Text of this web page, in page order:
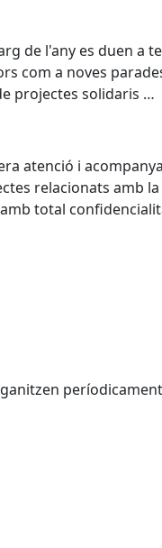
de l'any es duen a
com a noves
projectes solidaris …
atenció i
relacionats amb
total